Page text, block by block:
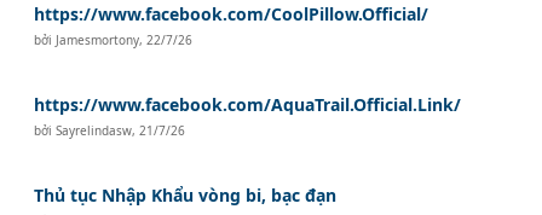
https://www.facebook.com/CoolPillow.Official/
bởi Jamesmortony, 22/7/26
https://www.facebook.com/AquaTrail.Official.Link/
bởiSayrelindasw, 21/7/26
Thủ tục Nhập Khẩu vòng bi, bạc đạn